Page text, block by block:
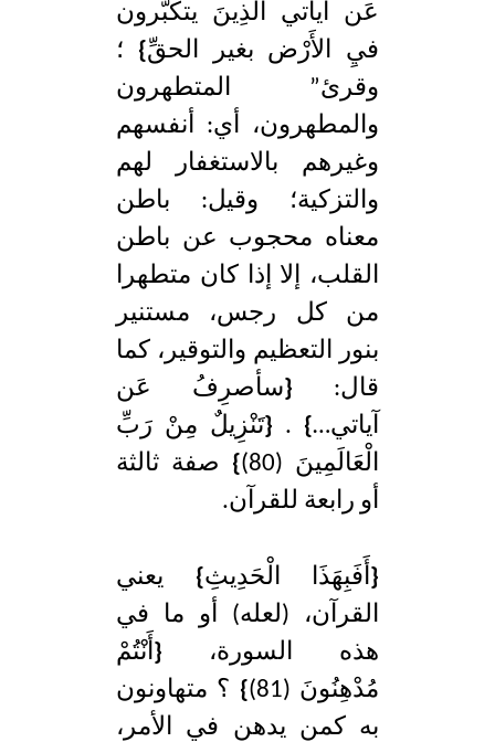
عَن آياتي الذِينَ يتكبَّرون
فيِ الأَرْض بغير الحقِّ} ؛
وقرئ” المتطهرون
والمطهرون، أي: أنفسهم
وغيرهم بالاستغفار لهم
والتزكية؛ وقيل: باطن
معناه محجوب عن باطن
القلب، إلا إذا كان متطهرا
من كل رجس، مستنير
بنور التعظيم والتوقير، كما
قال: {سأصرِفُ عَن
آياتي…}
.
{تَنْزِيلٌ مِنْ رَبِّ
الْعَالَمِينَ (80)
} صفة ثالثة
أو رابعة للقرآن.
{ أَفَبِهَذَا الْحَدِيثِ} يعني
القرآن، (لعله) أو ما في
هذه السورة، { أَنْتُمْ
مُدْهِنُونَ (81)
} ؟ متهاونون
به كمن يدهن في الأمر،